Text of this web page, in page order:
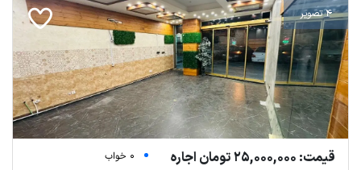
4 تصویر
قیمت: 25,000,000 تومان اجاره
0 خواب